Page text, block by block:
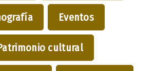
Eventos
cultural